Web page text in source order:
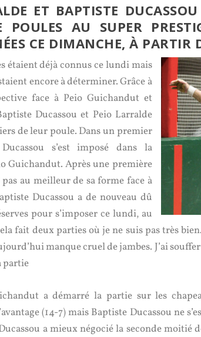
ET BAPTISTE
POULES AU SUPER
CE DIMANCHE, À PARTIR
étaient déjà connus ce lundi mais
encore à déterminer. Grâce à
face à Peio Guichandut et
Ducassou et Peio Larralde
de leur poule. Dans un premier
s’est imposé dans la
Guichandut. Après une première
au meilleur de sa forme face à
Ducassou a de nouveau dû
pour s’imposer ce lundi, au
fait deux parties où je ne suis pas très
manque cruel de jambes. J’ai
partie
a démarré la partie sur les
(14-7) mais Baptiste Ducassou ne
a mieux négocié la seconde moitié